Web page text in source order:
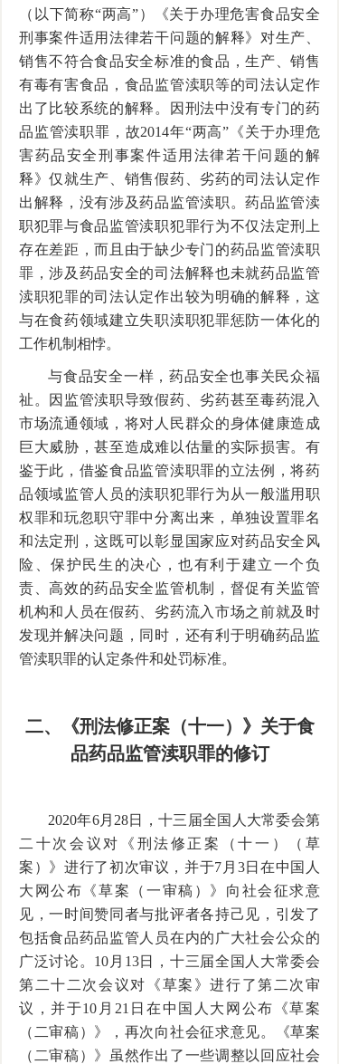
（以下简称“两高”）《关于办理危害食品安全
刑事案件适用法律若干问题的解释》对生产、
销售不符合食品安全标准的食品，生产、销售
有毒有害食品，食品监管渎职等的司法认定作
出了比较系统的解释。因刑法中没有专门的药
品监管渎职罪，故2014年“两高”《关于办理危
害药品安全刑事案件适用法律若干问题的解
释》仅就生产、销售假药、劣药的司法认定作
出解释，没有涉及药品监管渎职。药品监管渎
职犯罪与食品监管渎职犯罪行为不仅法定刑上
存在差距，而且由于缺少专门的药品监管渎职
罪，涉及药品安全的司法解释也未就药品监管
渎职犯罪的司法认定作出较为明确的解释，这
与在食药领域建立失职渎职犯罪惩防一体化的
工作机制相悖。
与食品安全一样，药品安全也事关民众福
祉。因监管渎职导致假药、劣药甚至毒药混入
市场流通领域，将对人民群众的身体健康造成
巨大威胁，甚至造成难以估量的实际损害。有
鉴于此，借鉴食品监管渎职罪的立法例，将药
品领域监管人员的渎职犯罪行为从一般滥用职
权罪和玩忽职守罪中分离出来，单独设置罪名
和法定刑，这既可以彰显国家应对药品安全风
险、保护民生的决心，也有利于建立一个负
责、高效的药品安全监管机制，督促有关监管
机构和人员在假药、劣药流入市场之前就及时
发现并解决问题，同时，还有利于明确药品监
管渎职罪的认定条件和处罚标准。
二、《刑法修正案（十一）》关于食
品药品监管渎职罪的修订
2020年6月28日，十三届全国人大常委会第
二十次会议对《刑法修正案（十一）（草
案）》进行了初次审议，并于7月3日在中国人
大网公布《草案（一审稿）》向社会征求意
见，一时间赞同者与批评者各持己见，引发了
包括食品药品监管人员在内的广大社会公众的
广泛讨论。10月13日，十三届全国人大常委会
第二十二次会议对《草案》进行了第二次审
议，并于10月21日在中国人大网公布《草案
（二审稿）》，再次向社会征求意见。《草案
（二审稿）》虽然作出了一些调整以回应社会